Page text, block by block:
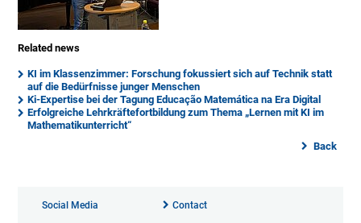
Related news
KI im Klassenzimmer: Forschung fokussiert sich auf Technik statt
auf die Bedürfnisse junger Menschen
Ki-Expertise bei der Tagung Educação Matemática na Era Digital
Erfolgreiche Lehrkräftefortbildung zum Thema „Lernen mit KI im
Mathematikunterricht“
Back
Social Media Contact